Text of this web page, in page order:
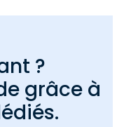
?
grâce à